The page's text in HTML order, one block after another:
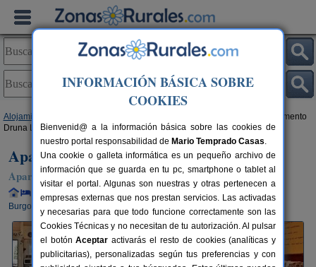
Alojamientos
> Apartamento
Druna Lee
Apartamento Druna Lee
Apartamento en Santa Gadea de Alfoz (Burgos)
Alquiler completo y por habitaciones 2+2 plazas
70 km de
Burgos
INFORMACIÓN BÁSICA SOBRE
COOKIES
Bienvenid@ a la información básica sobre las cookies de
nuestro portal responsabilidad de Mario Temprado Casas.
Una cookie o galleta informática es un pequeño archivo de
información que se guarda en tu pc, smartphone o tablet al
visitar el portal. Algunas son nuestras y otras pertenecen a
empresas externas que nos prestan servicios. Las activadas
y necesarias para que todo funcione correctamente son las
Cookies Técnicas y no necesitan de tu autorización. Al pulsar
el botónAceptar activarás el resto de cookies (analíticas y
publicitarias), personalizadas según tus preferencias y con